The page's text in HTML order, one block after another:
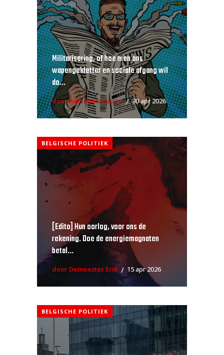
Militarisering, of hoe men ons
wapengekletter en sociale afgang wil
do...
door Adriano Messina 30 apr 2026
BELGISCHE POLITIEK
[Edito] Hun oorlog, voor ons de
rekening. Doe de energiemagnaten
betal...
door Demeester Erik 15 apr 2026
BELGISCHE POLITIEK